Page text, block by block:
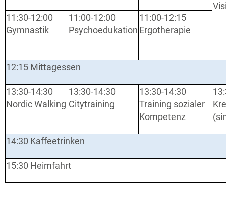
11:30-12:00
Gymnastik
11:00-12:00
Psychoedukation
11:00-12:15
Ergotherapie
12:15 Mittagessen
13:30-14:30
Nordic Walking
13:30-14:30
Citytraining
13:30-14:30
Training sozialer
Kompetenz
14:30 Kaffeetrinken
15:30 Heimfahrt